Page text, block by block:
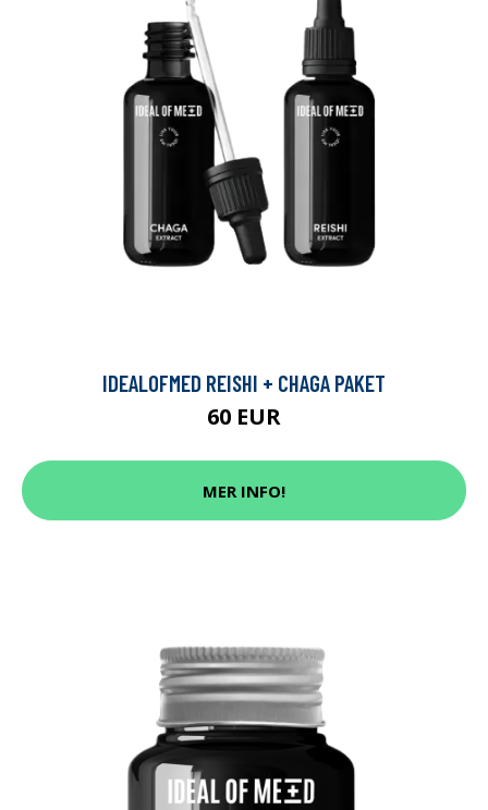
IDEALOFMED REISHI + CHAGA PAKET
60 EUR
MER INFO!